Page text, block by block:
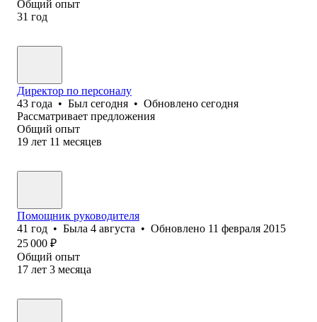
Общий опыт
31 год
Директор по персоналу
43 года • Был сегодня • Обновлено сегодня
Рассматривает предложения
Общий опыт
19 лет 11 месяцев
Помощник руководителя
41 год • Была 4 августа • Обновлено 11 февраля 2015
25 000 ₽
Общий опыт
17 лет 3 месяца